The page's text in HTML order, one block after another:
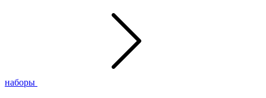
наборы